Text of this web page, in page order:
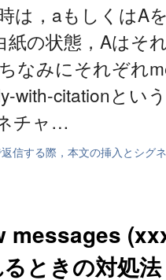
は，aもしくはA
紙の状態，Aはそ
なみにそれぞれ
with-citationとい
チャ…
messages
ときの対処法